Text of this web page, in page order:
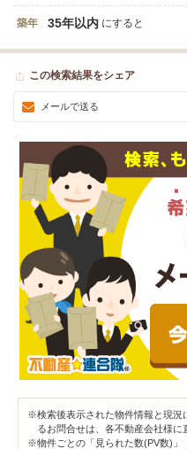
築年 35年以内 にすると
この検索結果をシェア
メールで送る
※検索後表示された物件情報と現況
るお問合せは、各不動産会社様に
※物件ごとの「見られた数(PV数)」